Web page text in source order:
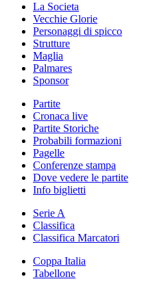
La Societa
Vecchie Glorie
Personaggi di spicco
Strutture
Maglia
Palmares
Sponsor
Partite
Cronaca live
Partite Storiche
Probabili formazioni
Pagelle
Conferenze stampa
Dove vedere le partite
Info biglietti
Serie A
Classifica
Classifica Marcatori
Coppa Italia
Tabellone